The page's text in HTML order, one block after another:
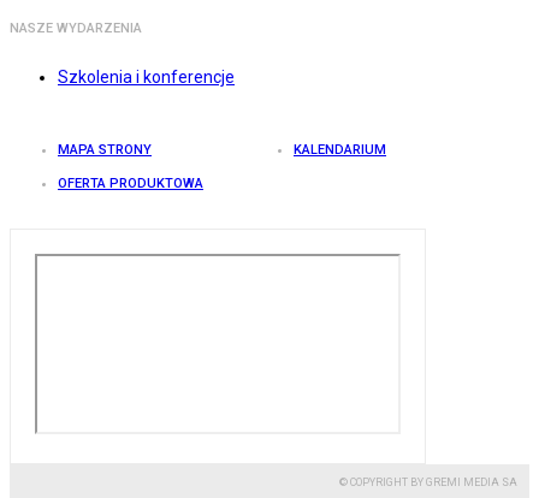
NASZE WYDARZENIA
Szkolenia i konferencje
MAPA STRONY KALENDARIUM
OFERTA PRODUKTOWA
© COPYRIGHT BY GREMI MEDIA SA